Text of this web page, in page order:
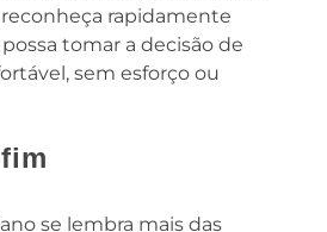
rapidamente
tomar a decisão de
sem esforço ou
se lembra mais das